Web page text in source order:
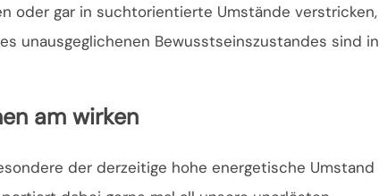
oder gar in suchtorientierte Umstände verstricken,
unausgeglichenen Bewusstseinszustandes sind in
am wirken
der derzeitige hohe energetische Umstand